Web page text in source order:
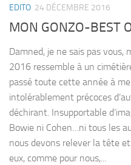
EDITO 24 DÉCEMBRE 2016
MON GONZO-BEST
Damned, je ne sais pas
2016 ressemble à un
passé toute cette année à
intolérablement précoces
déchirant. Insupportable
Bowie ni Cohen…ni tous les
nous devons relever la tête
eux, comme pour nous,...